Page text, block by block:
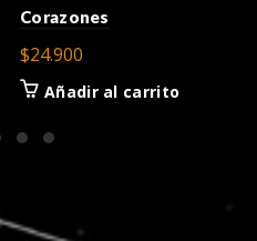
Corazones
$24.900
Añadir al carrito